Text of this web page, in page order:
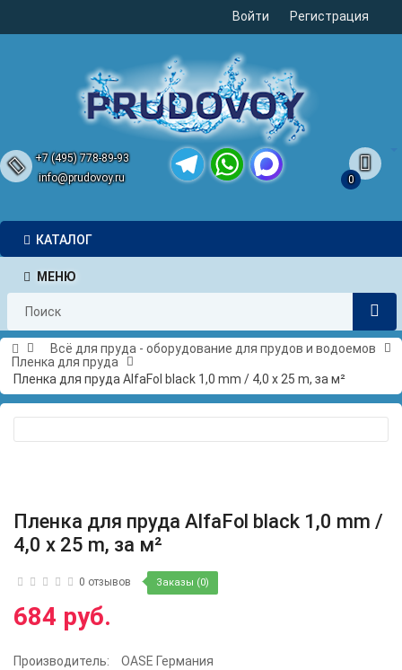
Войти Регистрация
+7 (495) 778-89-93
info@prudovoy.ru
0
КАТАЛОГ
МЕНЮ
Всё для пруда - оборудование для прудов и водоемов
Пленка для пруда
Пленка для пруда AlfaFol black 1,0 mm / 4,0 x 25 m, за м²
Пленка для пруда AlfaFol black 1,0 mm /
4,0 x 25 m, за м²
0 отзывов Заказы (0)
684 руб.
Производитель:
OASE Германия